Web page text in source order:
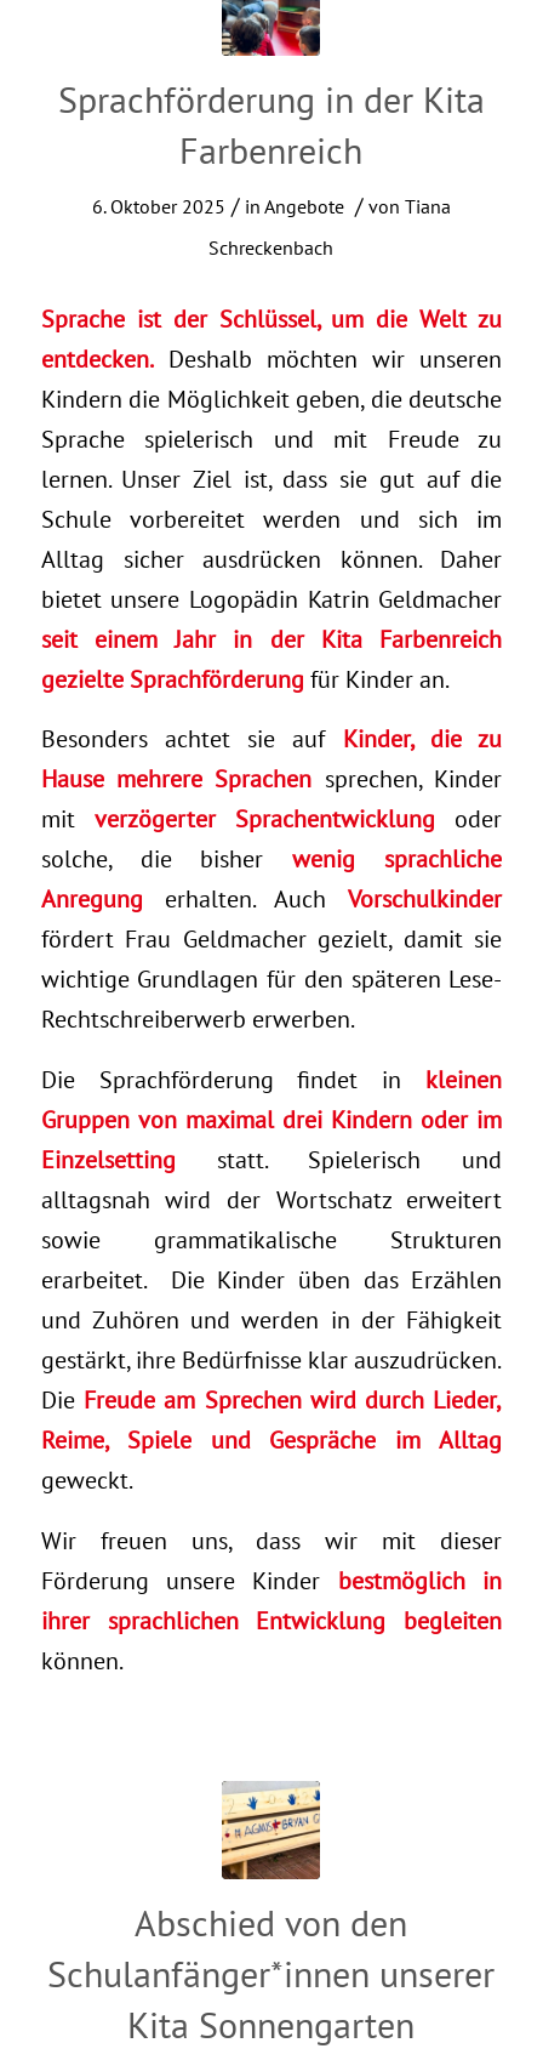
Sprachförderung in der Kita
Farbenreich
6. Oktober 2025 / in Angebote / von Tiana
Schreckenbach
Sprache ist der Schlüssel, um die Welt zu
entdecken.Deshalb möchten wir unseren
Kindern die Möglichkeit geben, die deutsche
Sprache spielerisch und mit Freude zu
lernen. Unser Ziel ist, dass sie gut auf die
Schule vorbereitet werden und sich im
Alltag sicher ausdrücken können. Daher
bietet unsere Logopädin Katrin Geldmacher
seit einem Jahr in der Kita Farbenreich
gezielte Sprachförderung für Kinder an.
Besonders achtet sie auf Kinder, die zu
Hause mehrere Sprachen sprechen, Kinder
mit verzögerter Sprachentwicklung oder
solche, die bisherwenig sprachliche
Anregung erhalten. AuchVorschulkinder
fördert Frau Geldmacher gezielt, damit sie
wichtige Grundlagen für den späteren Lese-
Rechtschreiberwerb erwerben.
Die Sprachförderung findet in kleinen
Gruppen von maximal drei Kindern oder im
Einzelsetting statt. Spielerisch und
alltagsnah wird der Wortschatz erweitert
sowie grammatikalische Strukturen
erarbeitet. Die Kinder üben das Erzählen
und Zuhören und werden in der Fähigkeit
gestärkt, ihre Bedürfnisse klar auszudrücken.
Die Freude am Sprechen wird durch Lieder,
Reime, Spiele und Gespräche im Alltag
geweckt.
Wir freuen uns, dass wir mit dieser
Förderung unsere Kinder bestmöglich in
ihrer sprachlichen Entwicklung begleiten
können.
Abschied von den
Schulanfänger*innen unserer
Kita Sonnengarten